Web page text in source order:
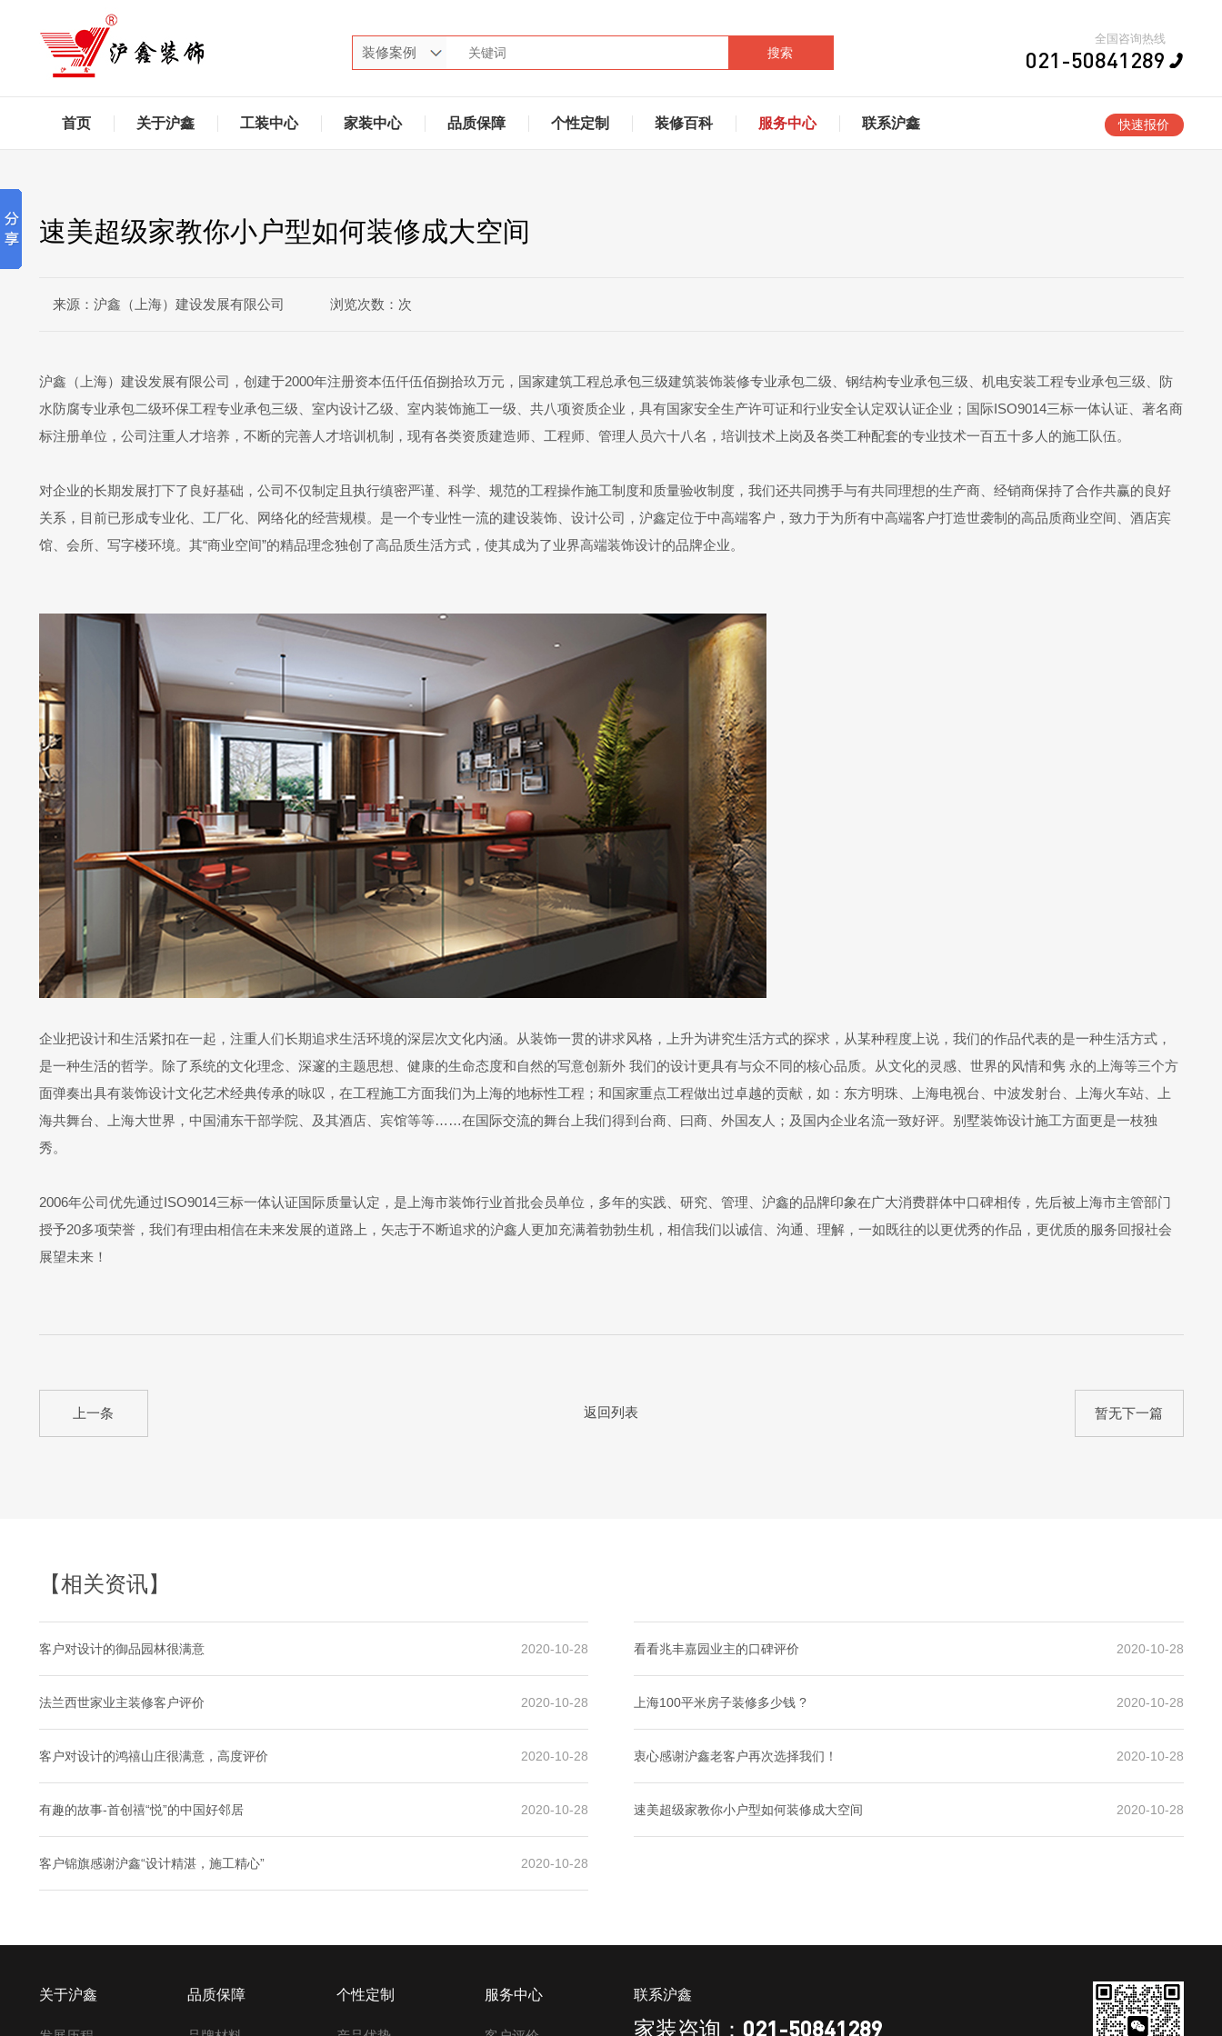
搜索
全国咨询热线
021-50841289
首页 关于沪鑫 工装中心 家装中心 品质保障 个性定制 装修百科 服务中心 联系沪鑫 快速报价
速美超级家教你小户型如何装修成大空间
来源：沪鑫（上海）建设发展有限公司 浏览次数： 次
沪鑫（上海）建设发展有限公司，创建于2000年注册资本伍仟伍佰捌拾玖万元，国家建筑工程总承包三级建筑装饰装修专业承包二级、钢结构专业承包三级、机电安装工程专业承包三级、防
水防腐专业承包二级环保工程专业承包三级、室内设计乙级、室内装饰施工一级、共八项资质企业，具有国家安全生产许可证和行业安全认定双认证企业；国际ISO9014三标一体认证、著名商
标注册单位，公司注重人才培养，不断的完善人才培训机制，现有各类资质建造师、工程师、管理人员六十八名，培训技术上岗及各类工种配套的专业技术一百五十多人的施工队伍。
对企业的长期发展打下了良好基础，公司不仅制定且执行缜密严谨、科学、规范的工程操作施工制度和质量验收制度，我们还共同携手与有共同理想的生产商、经销商保持了合作共赢的良好
关系，目前已形成专业化、工厂化、网络化的经营规模。是一个专业性一流的建设装饰、设计公司，沪鑫定位于中高端客户，致力于为所有中高端客户打造世袭制的高品质商业空间、酒店宾
馆、会所、写字楼环境。其“商业空间”的精品理念独创了高品质生活方式，使其成为了业界高端装饰设计的品牌企业。
企业把设计和生活紧扣在一起，注重人们长期追求生活环境的深层次文化内涵。从装饰一贯的讲求风格，上升为讲究生活方式的探求，从某种程度上说，我们的作品代表的是一种生活方式，
是一种生活的哲学。除了系统的文化理念、深邃的主题思想、健康的生命态度和自然的写意创新外 我们的设计更具有与众不同的核心品质。从文化的灵感、世界的风情和隽 永的上海等三个方
面弹奏出具有装饰设计文化艺术经典传承的咏叹，在工程施工方面我们为上海的地标性工程；和国家重点工程做出过卓越的贡献，如：东方明珠、上海电视台、中波发射台、上海火车站、上
海共舞台、上海大世界，中国浦东干部学院、及其酒店、宾馆等等……在国际交流的舞台上我们得到台商、曰商、外国友人；及国内企业名流一致好评。别墅装饰设计施工方面更是一枝独
秀。
2006年公司优先通过ISO9014三标一体认证国际质量认定，是上海市装饰行业首批会员单位，多年的实践、研究、管理、沪鑫的品牌印象在广大消费群体中口碑相传，先后被上海市主管部门
授予20多项荣誉，我们有理由相信在未来发展的道路上，矢志于不断追求的沪鑫人更加充满着勃勃生机，相信我们以诚信、沟通、理解，一如既往的以更优秀的作品，更优质的服务回报社会
展望未来！
上一条 返回列表 暂无下一篇
【相关资讯】
2020-10-28
客户对设计的御品园林很满意 2020-10-28
看看兆丰嘉园业主的口碑评价
2020-10-28
法兰西世家业主装修客户评价 2020-10-28
上海100平米房子装修多少钱 ?
2020-10-28
客户对设计的鸿禧山庄很满意，高度评价 2020-10-28
衷心感谢沪鑫老客户再次选择我们！
2020-10-28
有趣的故事-首创禧“悦”的中国好邻居 2020-10-28
速美超级家教你小户型如何装修成大空间
2020-10-28
客户锦旗感谢沪鑫“设计精湛，施工精心”
关于沪鑫 品质保障 个性定制 服务中心 联系沪鑫
家装咨询： 021-50841289